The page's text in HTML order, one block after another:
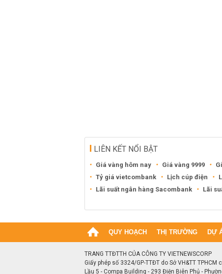
LIÊN KẾT NỔI BẬT
Giá vàng hôm nay Giá vàng 9999
Tỷ giá vietcombank
Lịch cúp điện
Lãi suất ngân hàng Sacombank
Lãi
QUY HOẠCH THỊ TRƯỜNG DỰ
TRANG TTĐTTH CỦA CÔNG TY VIETNEWSCORP
Giấy phép số 3324/GP-TTĐT do Sở VH&TT
Lầu 5 - Compa Building - 293 Điện Biên Phủ -